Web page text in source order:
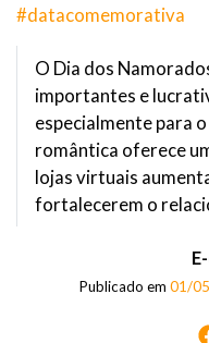
#datacomemorativa
O Dia dos
importantes e
especialmente para
romântica oferece
lojas virtuais
fortalecerem o
Publicado em 01/